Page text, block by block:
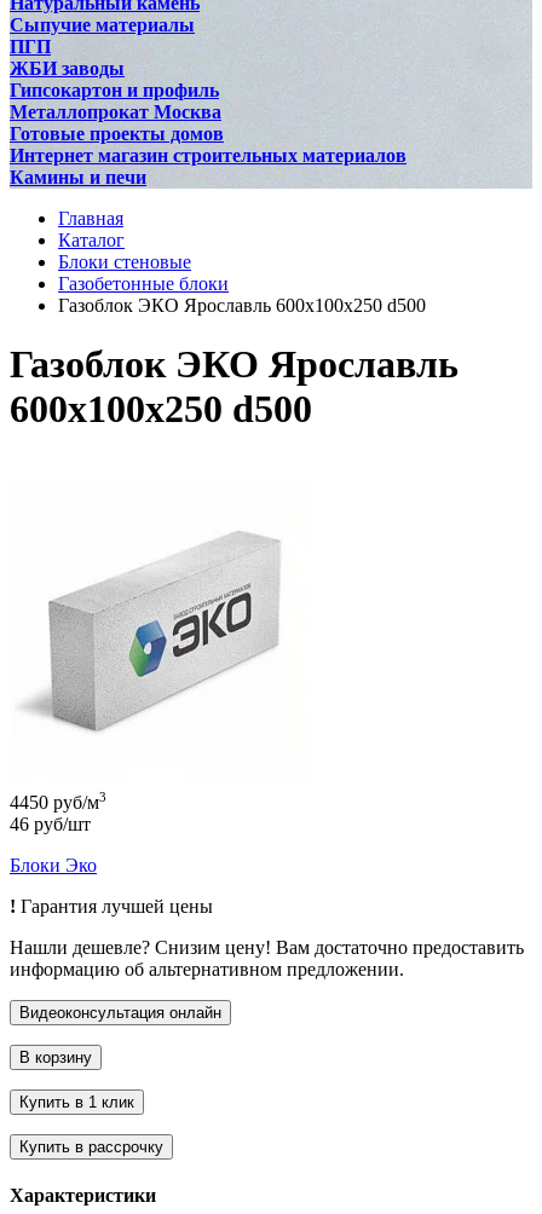
Сыпучие материалы
ПГП
ЖБИ заводы
Гипсокартон и профиль
Металлопрокат Москва
Готовые проекты домов
Интернет магазин строительных материалов
Камины и печи
Главная
Каталог
Блоки стеновые
Газобетонные блоки
Газоблок ЭКО Ярославль 600х100х250 d500
Газоблок ЭКО Ярославль
600х100х250 d500
4450 руб/м3
46 руб/шт
Блоки Эко
! Гарантия лучшей цены
Нашли дешевле? Снизим цену! Вам достаточно предоставить
информацию об альтернативном предложении.
Характеристики